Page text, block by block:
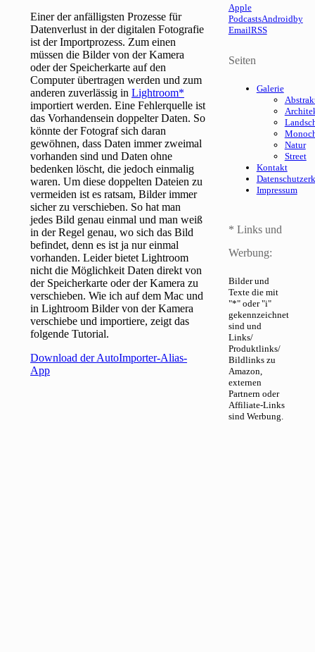
Einer der anfälligsten Prozesse für
Datenverlust in der digitalen Fotografie
ist der Importprozess. Zum einen
müssen die Bilder von der Kamera
oder der Speicherkarte auf den
Computer übertragen werden und zum
anderen zuverlässig inLightroom
importiert werden. Eine Fehlerquelle ist
das Vorhandensein doppelter Daten. So
könnte der Fotograf sich daran
gewöhnen, dass Daten immer zweimal
vorhanden sind und Daten ohne
bedenken löscht, die jedoch einmalig
waren. Um diese doppelten Dateien zu
vermeiden ist es ratsam, Bilder immer
sicher zu verschieben. So hat man
jedes Bild genau einmal und man weiß
in der Regel genau, wo sich das Bild
befindet, denn es ist ja nur einmal
vorhanden. Leider bietet Lightroom
nicht die Möglichkeit Daten direkt von
der Speicherkarte oder der Kamera zu
verschieben. Wie ich auf dem Mac und
in Lightroom Bilder von der Kamera
verschiebe und importiere, zeigt das
folgende Tutorial.
Download der AutoImporter-Alias-
App
Apple
PodcastsAndroidby
EmailRSS
Seiten
Galerie
Natur
Street
Kontakt
Impressum
* Links und
Werbung:
Bilder und
Texte die mit
"*" oder "i"
gekennzeichnet
sind und
Links/
Produktlinks/
Bildlinks zu
Amazon,
externen
Partnern oder
Affiliate-Links
sind Werbung.